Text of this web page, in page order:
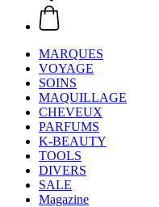
MARQUES
VOYAGE
SOINS
MAQUILLAGE
CHEVEUX
PARFUMS
K-BEAUTY
TOOLS
DIVERS
SALE
Magazine